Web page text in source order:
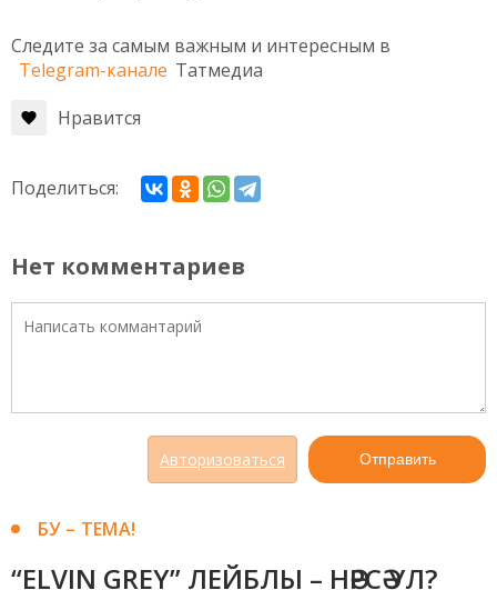
Следите за самым важным и интересным в
Telegram-канале Татмедиа
Нравится
Поделиться:
Нет комментариев
Авторизоваться Отправить
БУ – ТЕМА!
“ELVIN GREY” ЛЕЙБЛЫ – НӘРСӘ УЛ?